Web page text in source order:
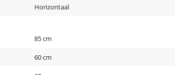
Horizontaal
85 cm
60 cm